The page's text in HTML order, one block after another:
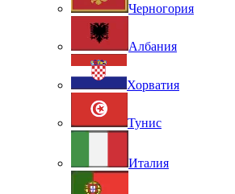
Черногория
Албания
Хорватия
Тунис
Италия